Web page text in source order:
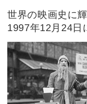
世界の映画史に
1997年12月24日